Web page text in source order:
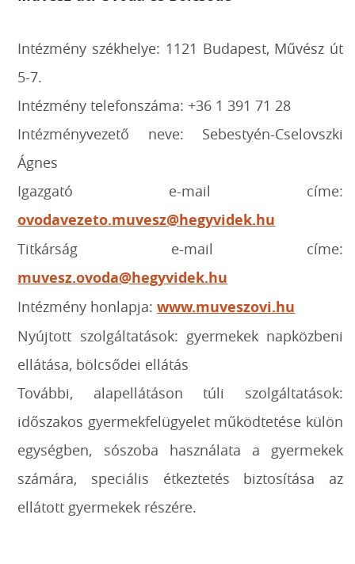
Intézmény székhelye: 1121 Budapest, Művész út
5-7.
Intézmény telefonszáma: +36 1 391 71 28
Intézményvezető neve: Sebestyén-Cselovszki
Ágnes
Igazgató e-mail címe:
ovodavezeto.muvesz@hegyvidek.hu
Titkárság e-mail címe:
muvesz.ovoda@hegyvidek.hu
Intézmény honlapja:www.muveszovi.hu
Nyújtott szolgáltatások: gyermekek napközbeni
ellátása, bölcsődei ellátás
További, alapellátáson túli szolgáltatások:
időszakos gyermekfelügyelet működtetése külön
egységben, sószoba használata a gyermekek
számára, speciális étkeztetés biztosítása az
ellátott gyermekek részére.